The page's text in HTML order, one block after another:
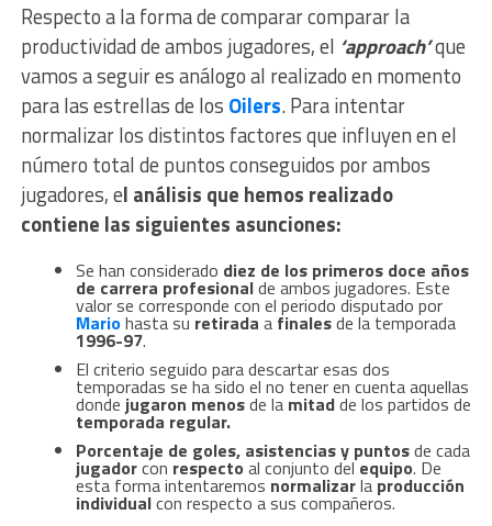
Respecto a la forma de comparar comparar la
productividad de ambos jugadores, el ‘approach’que
vamos a seguir es análogo al realizado en momento
para las estrellas de los Oilers. Para intentar
normalizar los distintos factores que influyen en el
número total de puntos conseguidos por ambos
jugadores, el análisis que hemos realizado
contiene las siguientes asunciones:
Se han considerado diez de los primeros doce años
de carrera profesionalde ambos jugadores. Este
valor se corresponde con el periodo disputado por
Mariohasta su retirada a finalesde la temporada
1996-97.
El criterio seguido para descartar esas dos
temporadas se ha sido el no tener en cuenta aquellas
donde jugaron menosde la mitadde los partidos de
temporada regular.
Porcentaje de goles, asistencias y puntosde cada
jugadorcon respecto al conjunto delequipo. De
esta forma intentaremos normalizarlaproducción
individualcon respecto a sus compañeros.